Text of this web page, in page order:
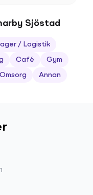
Sjöstad
/ Logistik
Café Gym
Annan